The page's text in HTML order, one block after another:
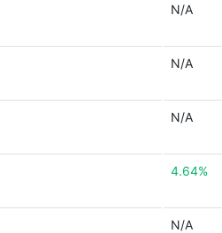
N/A
N/A
N/A
4.64%
N/A